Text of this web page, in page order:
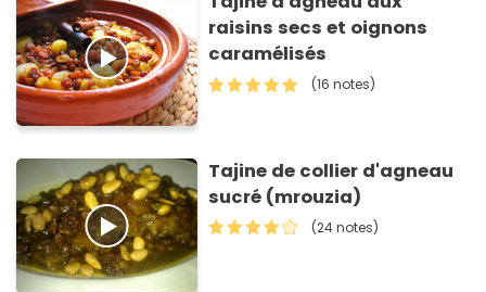
raisins secs et oignons
caramélisés
(16 notes)
Tajine de collier d'agneau
sucré (mrouzia)
(24 notes)